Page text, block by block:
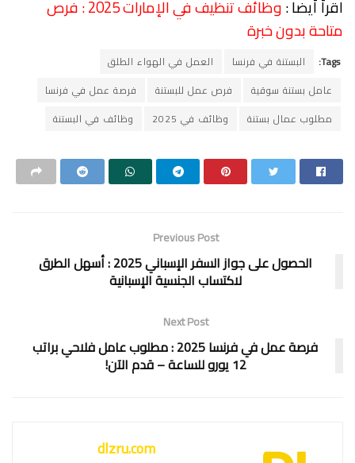
اقرأ أيضا :
وظائف تنظيف في الإمارات 2025 : فرص
متاحة بدون خبرة
Tags: البستنة في فرنسا
العمل في الهواء الطلق
عامل بستنة سوقية
فرص عمل للبستنة
فرصة عمل في فرنسا
مطلوب عمال بستنة
وظائف في 2025 وظائف في البستنة
Previous Post
الحصول على جواز السفر الإسباني 2025 : أسهل الطرق
لاكتساب الجنسية الإسبانية
Next Post
فرصة عمل في فرنسا 2025 : مطلوب عامل فلاحي براتب
12 يورو للساعة – قدم الآن!
dlzru.com